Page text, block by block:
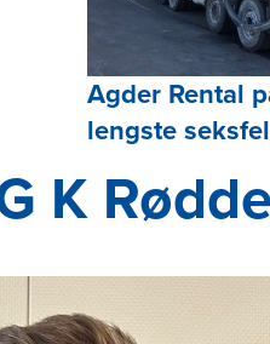
Agder Rental
lengste
K